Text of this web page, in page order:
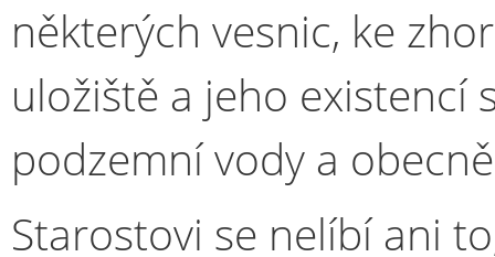
některých vesnic, ke
uložiště a jeho existencí
podzemní vody a
Starostovi se nelíbí ani